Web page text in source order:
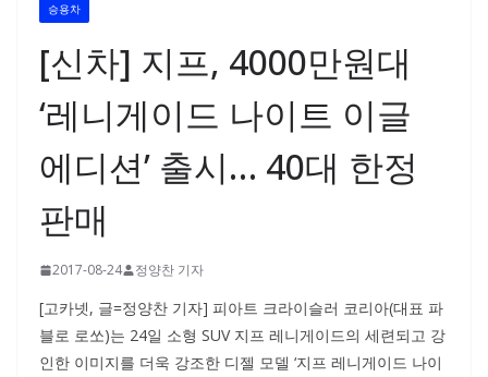
승용차
[신차] 지프, 4000만원대
‘레니게이드 나이트 이글
에디션’ 출시… 40대 한정
판매
2017-08-24 정양찬 기자
[고카넷, 글=정양찬 기자] 피아트 크라이슬러 코리아(대표 파
블로 로쏘)는 24일 소형 SUV 지프 레니게이드의 세련되고 강
인한 이미지를 더욱 강조한 디젤 모델 ‘지프 레니게이드 나이